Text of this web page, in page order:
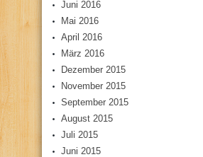
Juni 2016
Mai 2016
April 2016
März 2016
Dezember 2015
November 2015
September 2015
August 2015
Juli 2015
Juni 2015